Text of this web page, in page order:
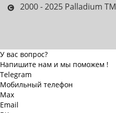
2000 - 2025 Palladium TM
У вас вопрос?
Напишите нам и мы поможем !
Telegram
Мобильный телефон
Max
Email